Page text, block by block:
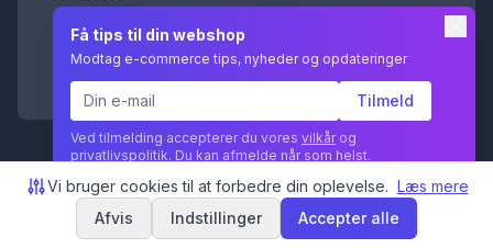
Kochsgade 31D
5000 Odense C
CVR 35055096
© 2026 Shoporama ApS. Alle rettigheder forbeholdes.
Få tips til din webshop
Modtag e-commerce tips, nyheder og opdateringer
Tilmeld
Ved tilmelding accepterer du vores vilkårog
privatlivspolitik. Du kan afmelde når som helst.
Vi bruger cookies til at forbedre din oplevelse. Læs mere
Afvis
Indstillinger Accepter alle